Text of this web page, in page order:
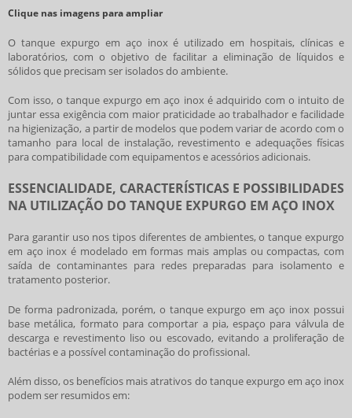
Clique nas imagens para ampliar
O tanque expurgo em aço inox é utilizado em hospitais, clínicas e
laboratórios, com o objetivo de facilitar a eliminação de líquidos e
sólidos que precisam ser isolados do ambiente.
Com isso, otanque expurgo em aço inoxé adquirido com o intuito de
juntar essa exigência com maior praticidade ao trabalhador e facilidade
na higienização, a partir de modelos que podem variar de acordo com o
tamanho para local de instalação, revestimento e adequações físicas
para compatibilidade com equipamentos e acessórios adicionais.
ESSENCIALIDADE, CARACTERÍSTICAS E POSSIBILIDADES
NA UTILIZAÇÃO DO TANQUE EXPURGO EM AÇO INOX
Para garantir uso nos tipos diferentes de ambientes, otanque expurgo
em aço inox é modelado em formas mais amplas ou compactas, com
saída de contaminantes para redes preparadas para isolamento e
tratamento posterior.
De forma padronizada, porém, o tanque expurgo em aço inox possui
base metálica, formato para comportar a pia, espaço para válvula de
descarga e revestimento liso ou escovado, evitando a proliferação de
bactérias e a possível contaminação do profissional.
Além disso, os benefícios mais atrativos do tanque expurgo em aço inox
podem ser resumidos em: